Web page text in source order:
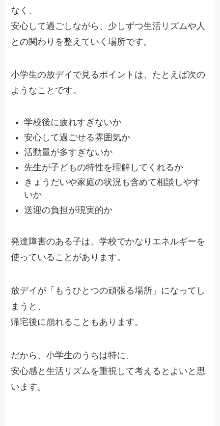
なく、
安心して過ごしながら、少しずつ生活リズムや人
との関わりを整えていく場所です。
小学生の放デイで見るポイントは、たとえば次の
ようなことです。
学校後に疲れすぎないか
安心して過ごせる雰囲気か
活動量が多すぎないか
先生が子どもの特性を理解してくれるか
きょうだいや家庭の状況も含めて相談しやす
いか
送迎の負担が現実的か
発達障害のある子は、学校でかなりエネルギーを
使っていることがあります。
放デイが「もうひとつの頑張る場所」になってし
まうと、
帰宅後に崩れることもあります。
だから、小学生のうちは特に、
安心感と生活リズムを重視して考えるとよいと思
います。